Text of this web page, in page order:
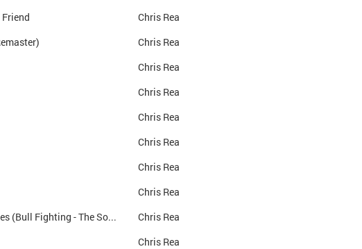
Chris Rea
Chris Rea
Chris Rea
Chris Rea
Chris Rea
Chris Rea
Chris Rea
Chris Rea
CD-2 Santo Spirito Blues (Bull Fighting - The Soundtrack)
Chris Rea
Chris Rea